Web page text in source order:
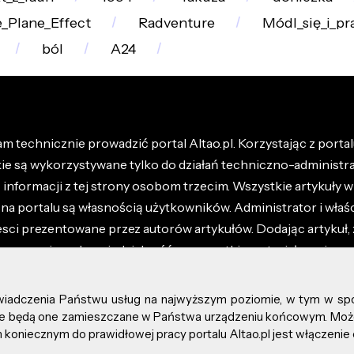
Radventure
ból
A24
technicznie prowadzić portal Altao.pl. Korzystając z
są wykorzystywane tylko do działań techniczno-
z tej strony osobom trzecim. Wszystkie artykuły
portalu są własnością użytkowników. Administrator i
prezentowane przez autorów artykułów. Dodając artykuł,
ponosisz odpowiedzialność za wszystkie materiały
prawa zastrzeżone.
Państwu usług na najwyższym poziomie, w tym w
one zamieszczane w Państwa urządzeniu końcowym.
do prawidłowej pracy portalu Altao.pl jest włączenie